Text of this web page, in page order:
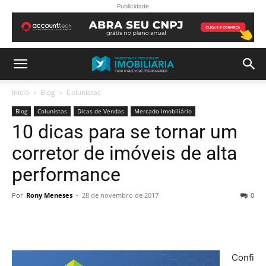
Publicidade
Início Blog Colunistas
Blog Colunistas Dicas de Vendas Mercado Imobiliário
10 dicas para se tornar um
corretor de imóveis de alta
performance
Por Rony Meneses - 28 de novembro de 2017 0
Confi